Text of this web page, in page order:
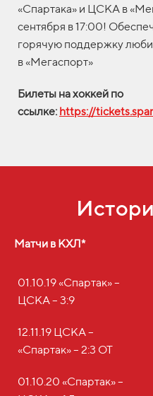
«Спартака» и ЦСКА в
сентября в 17:00!
горячую поддержку
в «Мегаспорт»
Билеты на хоккей по
ссылке: https://
Матчи в КХЛ*
01.10.19 «Спартак» –
ЦСКА – 3:9
12.11.19 ЦСКА –
«Спартак» – 2:3 ОТ
01.10.20 «Спартак» –